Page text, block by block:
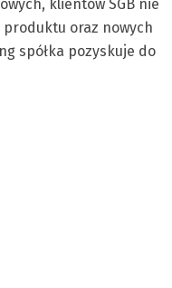
klientów SGB nie
oraz nowych
spółka pozyskuje do